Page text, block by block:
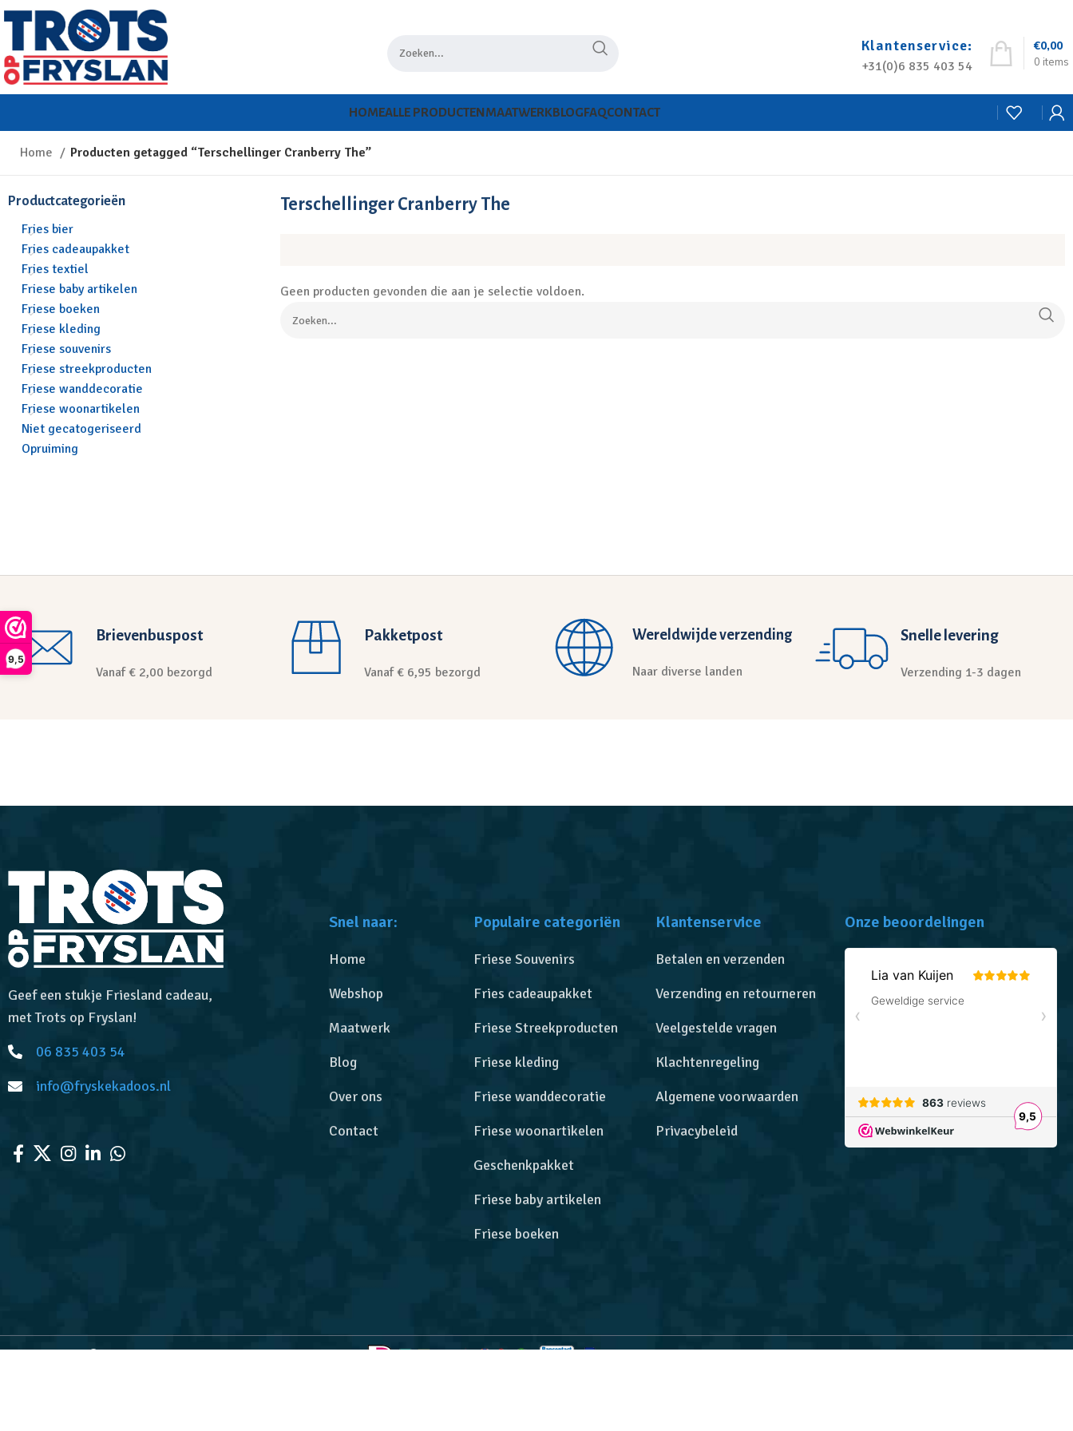
9,5
Klantenservice:
+31(0)6 835 403 54 0 items
€0,00
HOMEALLE PRODUCTENMAATWERKBLOGFAQCONTACT
Home Producten getagged “Terschellinger Cranberry The”
Productcategorieën
Fries bier
Fries cadeaupakket
Fries textiel
Friese baby artikelen
Friese boeken
Friese kleding
Friese souvenirs
Friese streekproducten
Friese wanddecoratie
Friese woonartikelen
Niet gecatogeriseerd
Opruiming
Terschellinger Cranberry The
Geen producten gevonden die aan je selectie voldoen.
Brievenbuspost
Vanaf € 2,00 bezorgd
Pakketpost
Vanaf € 6,95 bezorgd
Wereldwijde verzending
Naar diverse landen
Snelle levering
Verzending 1-3 dagen
Geef een stukje Friesland cadeau,
met Trots op Fryslan!
06 835 403 54
info@fryskekadoos.nl
Snel naar:
Home
Webshop
Maatwerk
Blog
Over ons
Contact
Populaire categoriën
Friese Souvenirs
Fries cadeaupakket
Friese Streekproducten
Friese kleding
Friese wanddecoratie
Friese woonartikelen
Geschenkpakket
Friese baby artikelen
Friese boeken
Klantenservice
Betalen en verzenden
Verzending en retourneren
Veelgestelde vragen
Klachtenregeling
Algemene voorwaarden
Privacybeleid
Onze beoordelingen